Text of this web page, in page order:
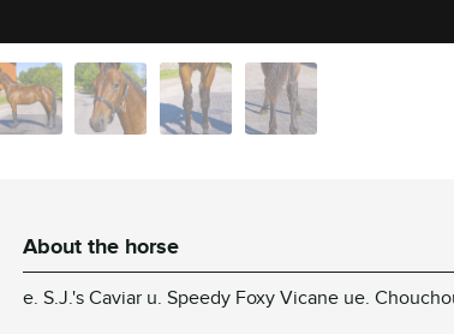
About the horse
e. S.J.'s Caviar u. Speedy Foxy Vicane ue.